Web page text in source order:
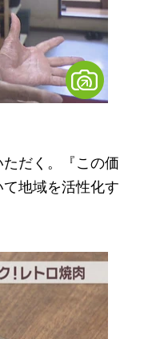
だく。『この価
地域を活性化す